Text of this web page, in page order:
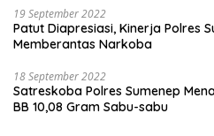
19 September 2022
Patut Diapresiasi, Kinerja Polres
Memberantas Narkoba
18 September 2022
Satreskoba Polres Sumenep
BB 10,08 Gram Sabu-sabu